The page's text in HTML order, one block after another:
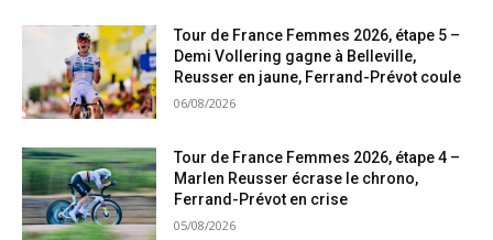
Tour de France Femmes 2026, étape 5 –
Demi Vollering gagne à Belleville,
Reusser en jaune, Ferrand-Prévot coule
06/08/2026
Tour de France Femmes 2026, étape 4 –
Marlen Reusser écrase le chrono,
Ferrand-Prévot en crise
05/08/2026